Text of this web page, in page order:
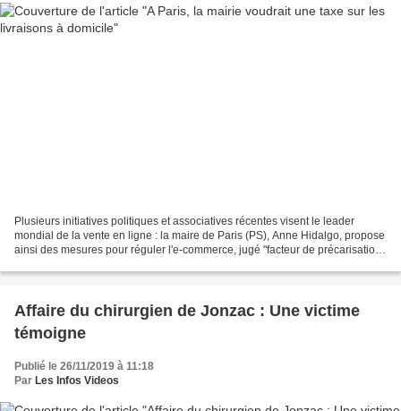
Plusieurs initiatives politiques et associatives récentes visent le leader
mondial de la vente en ligne : la maire de Paris (PS), Anne Hidalgo, propose
ainsi des mesures pour réguler l'e-commerce, jugé "facteur de précarisation,
Affaire du chirurgien de Jonzac : Une victime
témoigne
Publié le 26/11/2019 à 11:18
Par Les Infos Videos